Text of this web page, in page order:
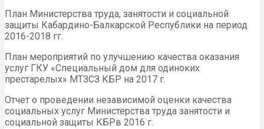
План Министерства труда, занятости и социальной
защиты Кабардино-Балкарской Республики на период
2016-2018 гг.
План мероприятий по улучшению качества оказания
услуг ГКУ «Специальный дом для одиноких
престарелых» МТЗСЗ КБР на 2017 г.
Отчет о проведении независимой оценки качества
социальных услуг Министерства труда занятости и
социальной защиты КБРв 2016 г.